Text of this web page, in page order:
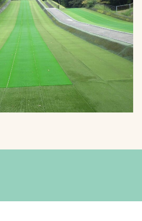
へ
リシー